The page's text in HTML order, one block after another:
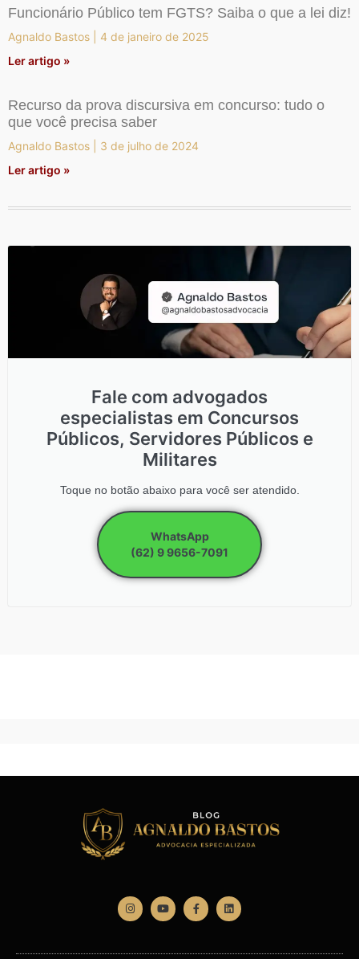
Funcionário Público tem FGTS? Saiba o que a lei diz!
Agnaldo Bastos
4 de janeiro de 2025
Ler artigo »
Recurso da prova discursiva em concurso: tudo o
que você precisa saber
Agnaldo Bastos
3 de julho de 2024
Ler artigo »
Fale com advogados
especialistas em Concursos
Públicos, Servidores Públicos e
Militares
Toque no botão abaixo para você ser atendido.
WhatsApp
(62) 9 9656-7091